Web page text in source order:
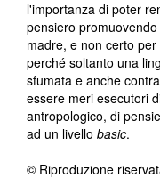
l'importanza di poter
pensiero
madre, e non certo
perché soltanto una
sfumata e anche
essere meri esecutori
antropologico, di
ad un livello basic.
© Riproduzione